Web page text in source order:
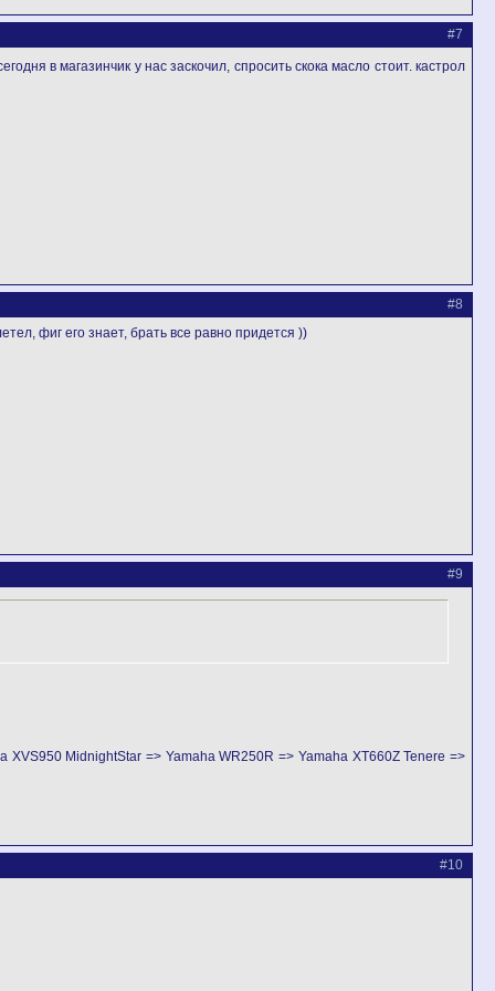
#7
в магазинчик у нас заскочил, спросить скока масло стоит. кастрол
#8
фиг его знает, брать все равно придется ))
#9
MidnightStar => Yamaha WR250R => Yamaha XT660Z Tenere =>
#10